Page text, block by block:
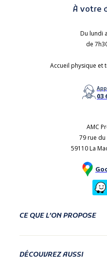
À votre
Du lundi
de
Accueil physique et
03
AMC
79 rue du
59110 La
CE QUE L’ON PROPOSE
DÉCOUVREZ AUSSI